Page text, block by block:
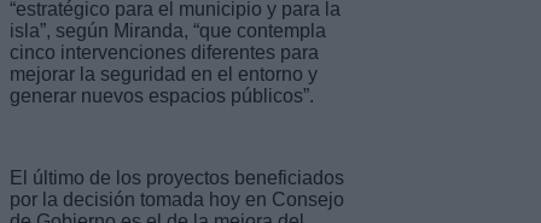
“estratégico para el municipio y para la
isla”, según Miranda, “que contempla
cinco intervenciones diferentes para
mejorar la seguridad en el entorno y
generar nuevos espacios públicos”.
El último de los proyectos beneficiados
por la decisión tomada hoy en Consejo